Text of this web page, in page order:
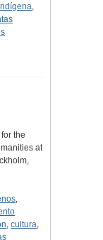
,
the
at
,
,cultura,